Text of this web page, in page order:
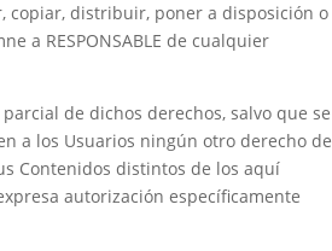
copiar, distribuir, poner a disposición o
a RESPONSABLE de cualquier
de dichos derechos, salvo que se
a los Usuarios ningún otro derecho de
Contenidos distintos de los aquí
autorización específicamente